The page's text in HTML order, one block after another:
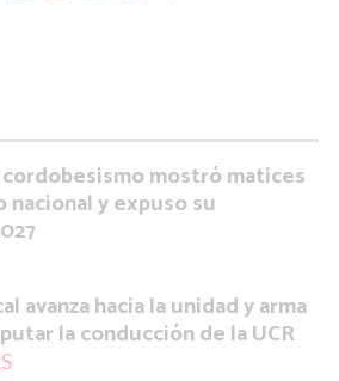
mostró matices
y expuso su
avanza hacia la unidad y arma
la conducción de la UCR